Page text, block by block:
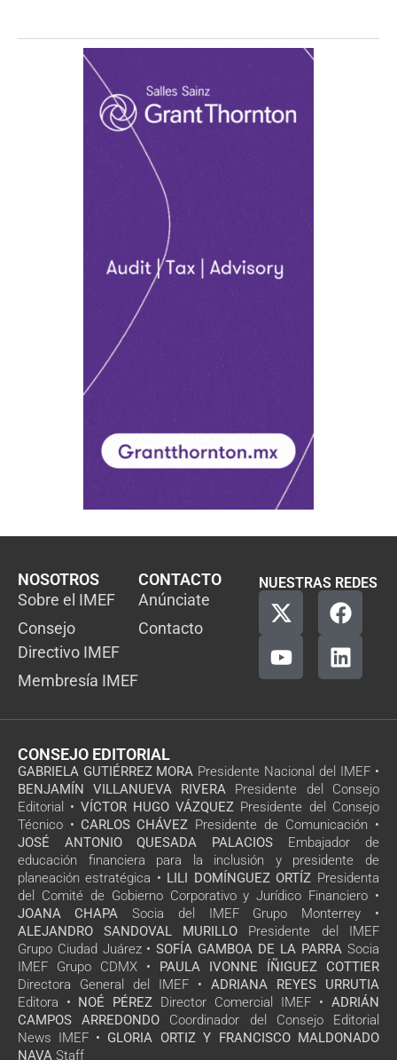
NOSOTROS
Sobre el IMEF
Consejo
Directivo IMEF
Membresía IMEF
CONTACTO
Anúnciate
Contacto
NUESTRAS REDES
CONSEJO EDITORIAL
GABRIELA GUTIÉRREZ MORA Presidente Nacional del IMEF •
BENJAMÍN VILLANUEVA RIVERA Presidente del Consejo
Editorial • VÍCTOR HUGO VÁZQUEZ Presidente del Consejo
Técnico • CARLOS CHÁVEZ Presidente de Comunicación •
JOSÉ ANTONIO QUESADA PALACIOS Embajador de
educación financiera para la inclusión y presidente de
planeación estratégica • LILI DOMÍNGUEZ ORTÍZ Presidenta
del Comité de Gobierno Corporativo y Jurídico Financiero •
JOANA CHAPA Socia del IMEF Grupo Monterrey •
ALEJANDRO SANDOVAL MURILLO Presidente del IMEF
Grupo Ciudad Juárez • SOFÍA GAMBOA DE LA PARRA Socia
IMEF Grupo CDMX • PAULA IVONNE ÍÑIGUEZ COTTIER
Directora General del IMEF • ADRIANA REYES URRUTIA
Editora • NOÉ PÉREZ Director Comercial IMEF • ADRIÁN
CAMPOS ARREDONDO Coordinador del Consejo Editorial
News IMEF • GLORIA ORTIZ Y FRANCISCO MALDONADO
NAVA Staff